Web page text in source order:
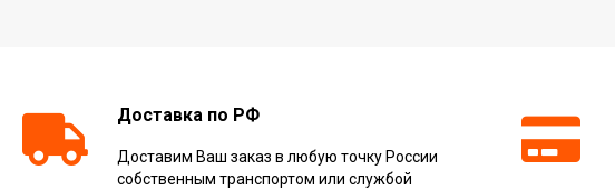
Доставка по РФ
Доставим Ваш заказ в любую точку России
собственным транспортом или службой